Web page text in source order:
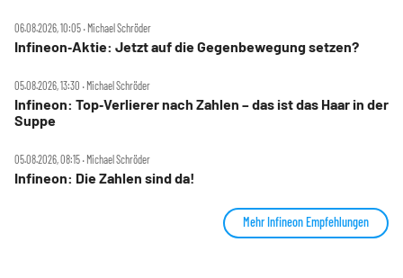
06.08.2026, 10:05 ‧ Michael Schröder
Infineon‑Aktie: Jetzt auf die Gegenbewegung setzen?
05.08.2026, 13:30 ‧ Michael Schröder
Infineon: Top‑Verlierer nach Zahlen – das ist das Haar in der
Suppe
05.08.2026, 08:15 ‧ Michael Schröder
Infineon: Die Zahlen sind da!
Mehr Infineon Empfehlungen